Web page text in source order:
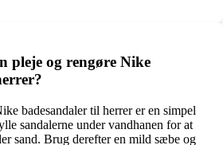
pleje og rengøre Nike
badesandaler til herrer er en simpel
sandalerne under vandhanen for at
sand. Brug derefter en mild sæbe og